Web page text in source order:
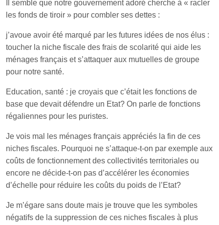
Il semble que notre gouvernement adoré cherche à « racler
les fonds de tiroir » pour combler ses dettes :
j’avoue avoir été marqué par les futures idées de nos élus :
toucher la niche fiscale des frais de scolarité qui aide les
ménages français et s’attaquer aux mutuelles de groupe
pour notre santé.
Education, santé : je croyais que c’était les fonctions de
base que devait défendre un Etat? On parle de fonctions
régaliennes pour les puristes.
Je vois mal les ménages français appréciés la fin de ces
niches fiscales. Pourquoi ne s’attaque-t-on par exemple aux
coûts de fonctionnement des collectivités territoriales ou
encore ne décide-t-on pas d’accélérer les économies
d’échelle pour réduire les coûts du poids de l’Etat?
Je m’égare sans doute mais je trouve que les symboles
négatifs de la suppression de ces niches fiscales à plus